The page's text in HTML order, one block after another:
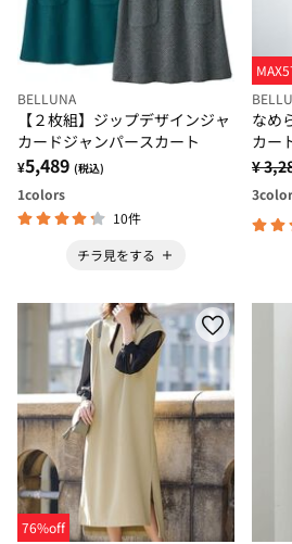
BELLUNA
【２枚組】ジップデザインジャ
カードジャンパースカート
¥5,489 (税込)
1colors
10件
チラ見をする
なめ
カー
¥
3
76%off